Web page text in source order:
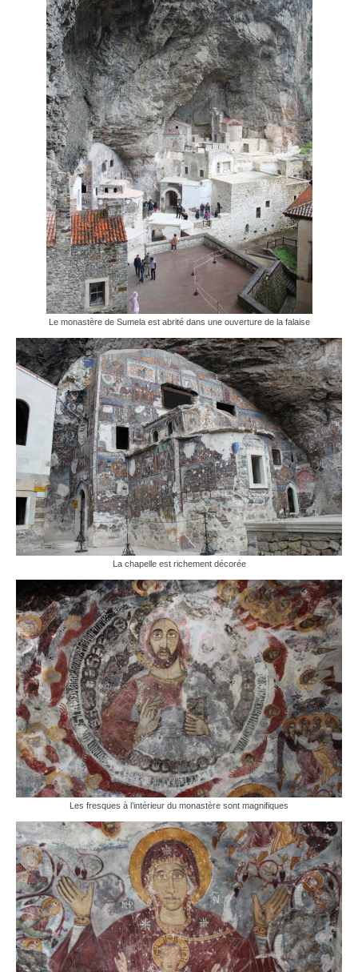
Le monastère de Sumela est abrité dans une ouverture de la falaise
La chapelle est richement décorée
Les fresques à l’intérieur du monastère sont magnifiques